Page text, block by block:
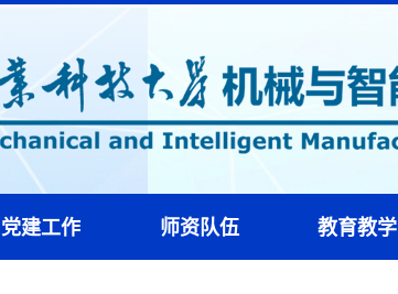
党建工作 师资队伍 教育教学